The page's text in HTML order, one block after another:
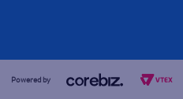
Powered by